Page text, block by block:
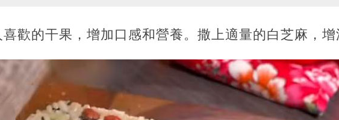
喜歡的干果，增加口感和營養。撒上適量的白芝麻，